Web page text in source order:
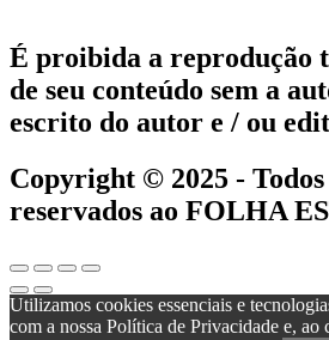
É proibida a reprodução
de seu conteúdo sem a
escrito do autor e / ou
Copyright © 2025 -
reservados ao FOLHA
Utilizamos cookies essenciais e
com a nossa Política de Privacidade e, ao